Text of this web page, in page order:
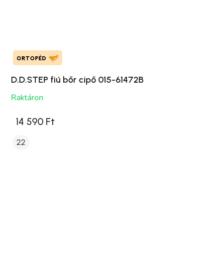
ORTOPÉD
D.D.STEP fiú bőr cipő 015-61472B
Raktáron
14 590 Ft
22